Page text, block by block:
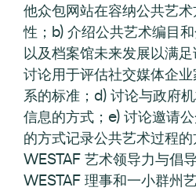
他众包网站在容纳公共艺
性；b) 介绍公共艺术编目
以及档案馆未来发展以满
讨论用于评估社交媒体企
系的标准；d) 讨论与政府
信息的方式；e) 讨论邀请
的方式记录公共艺术过程的
WESTAF 艺术领导力与倡
WESTAF 理事和一小群州